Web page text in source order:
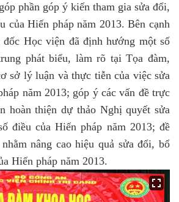
phần góp ý kiến tham gia sửa đổi,
của Hiến pháp năm 2013. Bên cạnh
Học viện đã định hướng một số
phát biểu, làm rõ tại Tọa đàm,
sở lý luận và thực tiễn của việc sửa
năm 2013; góp ý các vấn đề trực
hoàn thiện dự thảo Nghị quyết sửa
điều của Hiến pháp năm 2013; đề
nâng cao hiệu quả sửa đổi, bổ
Hiến pháp năm 2013.